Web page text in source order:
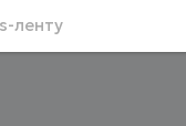
ленту